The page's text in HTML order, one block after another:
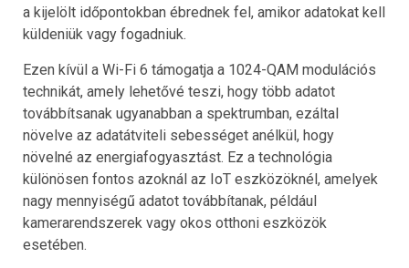
a kijelölt időpontokban ébrednek fel, amikor adatokat kell
küldeniük vagy fogadniuk.
Ezen kívül a Wi-Fi 6 támogatja a 1024-QAM modulációs
technikát, amely lehetővé teszi, hogy több adatot
továbbítsanak ugyanabban a spektrumban, ezáltal
növelve az adatátviteli sebességet anélkül, hogy
növelné az energiafogyasztást. Ez a technológia
különösen fontos azoknál az IoT eszközöknél, amelyek
nagy mennyiségű adatot továbbítanak, például
kamerarendszerek vagy okos otthoni eszközök
esetében.